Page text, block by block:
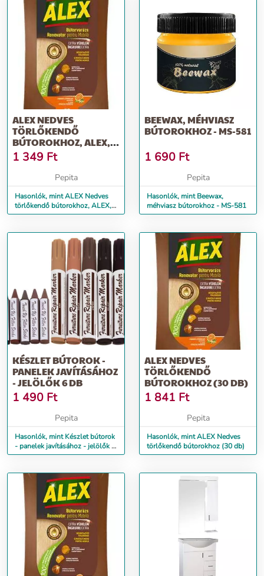
ALEX NEDVES
TÖRLŐKENDŐ
BÚTOROKHOZ, ALEX,
30 DB
1 349 Ft
Pepita
Hasonlók, mint ALEX Nedves
törlőkendő bútorokhoz, ALEX,
30 db
BEEWAX, MÉHVIASZ
BÚTOROKHOZ - MS-581
1 690 Ft
Pepita
Hasonlók, mint Beewax,
méhviasz bútorokhoz - MS-581
KÉSZLET BÚTOROK -
PANELEK JAVÍTÁSÁHOZ
- JELÖLŐK 6 DB
1 490 Ft
Pepita
Hasonlók, mint Készlet bútorok
- panelek javításához - jelölők 6
db
ALEX NEDVES
TÖRLŐKENDŐ
BÚTOROKHOZ (30 DB)
1 841 Ft
Pepita
Hasonlók, mint ALEX Nedves
törlőkendő bútorokhoz (30 db)